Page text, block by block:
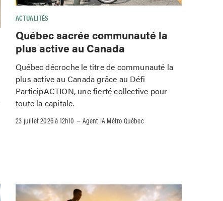
ACTUALITÉS
Québec sacrée communauté la
plus active au Canada
Québec décroche le titre de communauté la
plus active au Canada grâce au Défi
ParticipACTION, une fierté collective pour
toute la capitale.
23 juillet 2026 à 12h10 –Agent IA Métro Québec